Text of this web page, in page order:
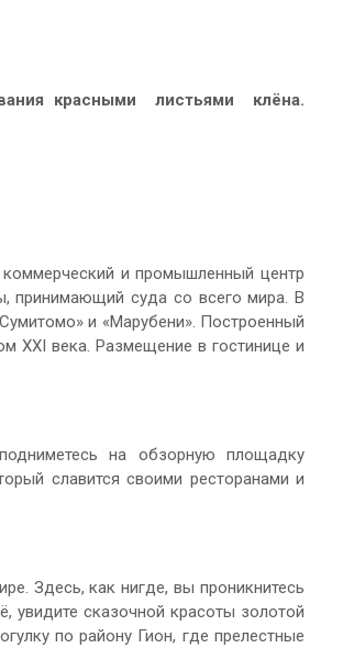
красными листьями клёна.
и промышленный центр
принимающий суда со всего мира. В
и «Марубени». Построенный
XXI века. Размещение в гостинице и
на обзорную площадку
славится своими ресторанами и
Здесь, как нигде, вы проникнитесь
увидите сказочной красоты золотой
по району Гион, где прелестные